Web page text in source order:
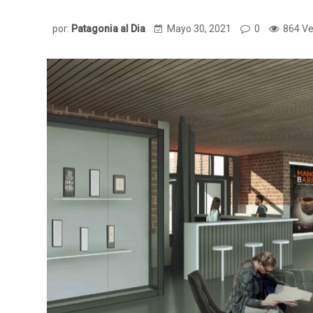
por: Patagonia al Dia Mayo 30, 2021 0 864